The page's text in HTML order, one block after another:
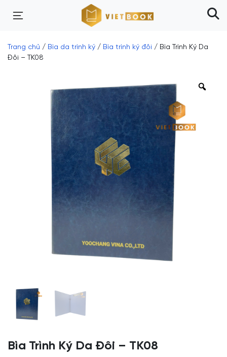
Trang chủ / Bìa da trình ký / Bìa trình ký đôi / Bìa Trình Ký Da
Đôi – TK08
Bìa Trình Ký Da Đôi – TK08